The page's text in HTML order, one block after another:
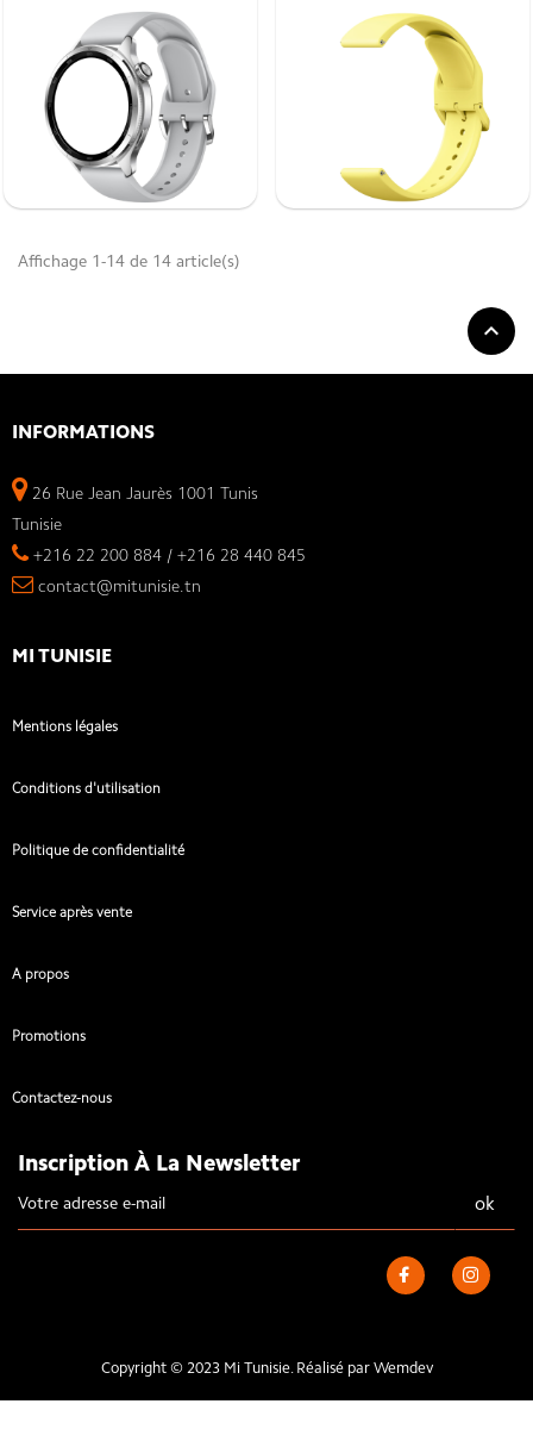
Affichage 1-14 de 14 article(s)

INFORMATIONS
26 Rue Jean Jaurès 1001 Tunis
Tunisie
+216 22 200 884 / +216 28 440 845
contact@mitunisie.tn
MI TUNISIE
Mentions légales
Conditions d'utilisation
Politique de confidentialité
Service après vente
A propos
Promotions
Contactez-nous
Inscription À La Newsletter
Copyright © 2023 Mi Tunisie. Réalisé par Wemdev